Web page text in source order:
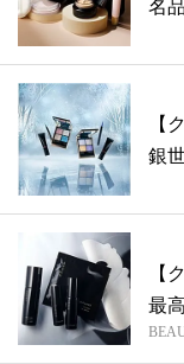
名
【
銀
【
最